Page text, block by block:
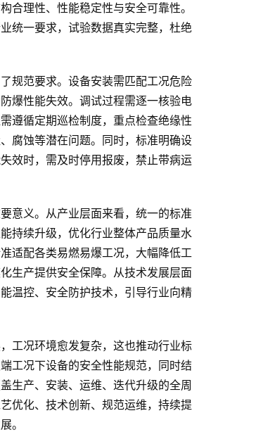
合理性、性能稳定性与安全可靠性。
统一要求，试验数据真实完整，杜绝
规范要求。设备安装需匹配工况危险
爆性能失效。调试过程需逐一核验电
遵循定期巡检制度，重点检查绝缘性
腐蚀等潜在问题。同时，标准明确设
效时，需及时停用报废，禁止带病运
意义。从产业层面来看，统一的标准
持续升级，优化行业整体产品质量水
适配各类易燃易爆工况，大幅降低工
生产提供安全保障。从技术发展层面
温控、安全防护技术，引导行业向精
工况环境愈发复杂，这也推动行业标
工况下设备的安全性能规范，同时结
生产、安装、运维、迭代升级的全周
优化、技术创新、规范运维，持续提
。